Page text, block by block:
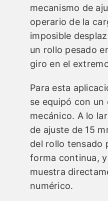
mecanismo de
operario de la
imposible
un rollo pesado
giro en el
Para esta
se equipó con
mecánico. A lo
de ajuste de 15
del rollo tensado
forma continua,
muestra
numérico.